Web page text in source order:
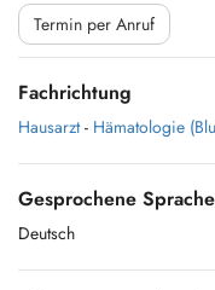
Termin per Anruf
Fachrichtung
Hausarzt - Hämatologie
Gesprochene
Deutsch